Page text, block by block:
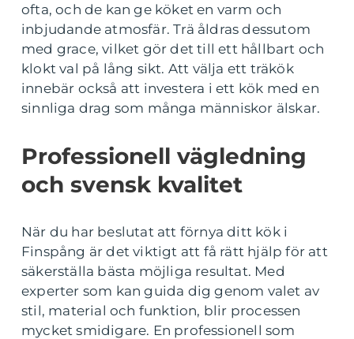
ofta, och de kan ge köket en varm och
inbjudande atmosfär. Trä åldras dessutom
med grace, vilket gör det till ett hållbart och
klokt val på lång sikt. Att välja ett träkök
innebär också att investera i ett kök med en
sinnliga drag som många människor älskar.
Professionell vägledning
och svensk kvalitet
När du har beslutat att förnya ditt kök i
Finspång är det viktigt att få rätt hjälp för att
säkerställa bästa möjliga resultat. Med
experter som kan guida dig genom valet av
stil, material och funktion, blir processen
mycket smidigare. En professionell som